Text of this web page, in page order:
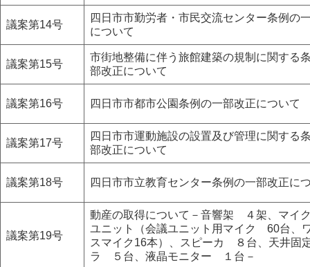
議案第14号
四日市市勤労者・市民交流センター条例の
について
議案第15号
市街地整備に伴う旅館建築の規制に関する
部改正について
議案第16号 四日市市都市公園条例の一部改正について
議案第17号
四日市市運動施設の設置及び管理に関する
部改正について
議案第18号 四日市市立教育センター条例の一部改正に
議案第19号
動産の取得について－音響架 ４架、マイ
ユニット（会議ユニット用マイク 60台、
スマイク16本）、スピーカ ８台、天井固
ラ ５台、液晶モニター １台－